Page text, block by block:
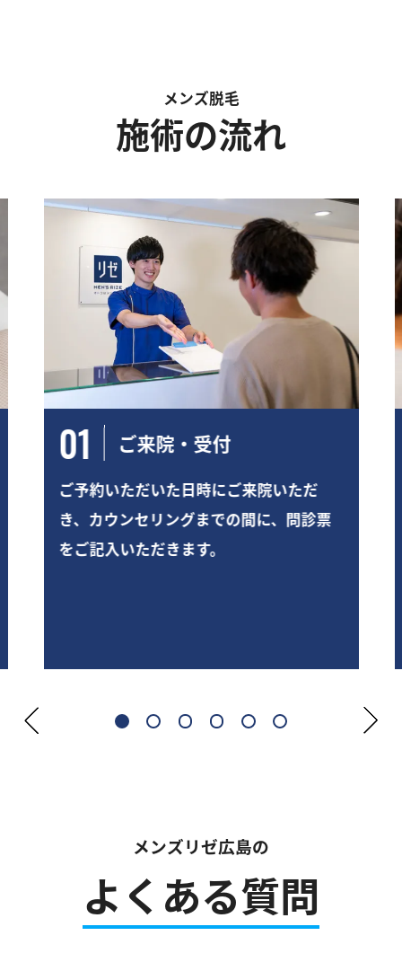
メンズ脱毛
施術の流れ
01 ご来院・受付
ご予約いただいた日時にご来院いただ
き、カウンセリングまでの間に、問診票
をご記入いただきます。
メンズリゼ広島の
よくある質問